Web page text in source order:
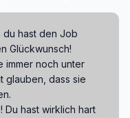
hast den Job
Glückwunsch!
immer noch unter
glauben, dass sie
Du hast wirklich hart